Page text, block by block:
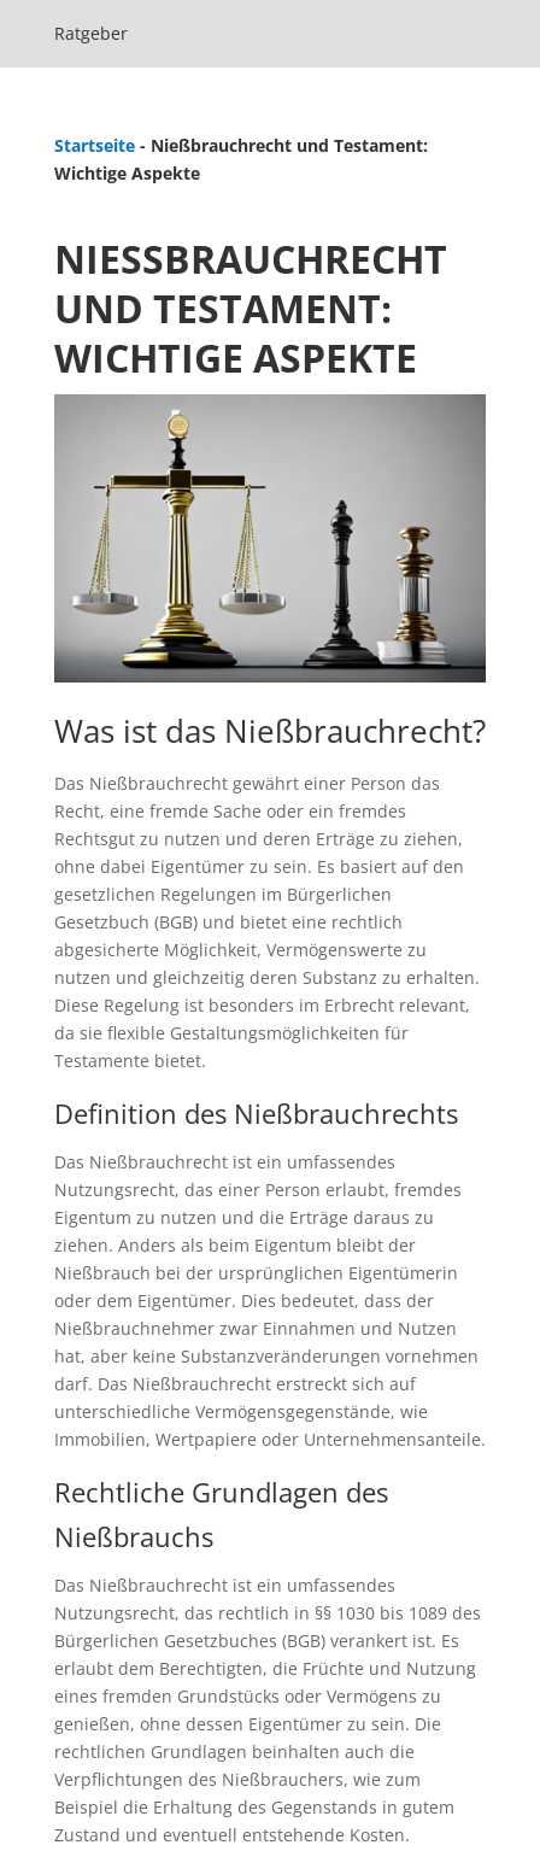
Ratgeber
Startseite- Nießbrauchrecht und Testament:
Wichtige Aspekte
NIESSBRAUCHRECHT U
ND TESTAMENT: W
ICHTIGE ASPEKTE
Was ist das Nießbrauchrecht?
Das Nießbrauchrecht gewährt einer Person das
Recht, eine fremde Sache oder ein fremdes
Rechtsgut zu nutzen und deren Erträge zu ziehen,
ohne dabei Eigentümer zu sein. Es basiert auf den
gesetzlichen Regelungen im Bürgerlichen
Gesetzbuch (BGB) und bietet eine rechtlich
abgesicherte Möglichkeit, Vermögenswerte zu
nutzen und gleichzeitig deren Substanz zu erhalten.
Diese Regelung ist besonders im Erbrecht relevant,
da sie flexible Gestaltungsmöglichkeiten für
Testamente bietet.
Definition des Nießbrauchrechts
Das Nießbrauchrecht ist ein umfassendes
Nutzungsrecht, das einer Person erlaubt, fremdes
Eigentum zu nutzen und die Erträge daraus zu
ziehen. Anders als beim Eigentum bleibt der
Nießbrauch bei der ursprünglichen Eigentümerin
oder dem Eigentümer. Dies bedeutet, dass der
Nießbrauchnehmer zwar Einnahmen und Nutzen
hat, aber keine Substanzveränderungen vornehmen
darf. Das Nießbrauchrecht erstreckt sich auf
unterschiedliche Vermögensgegenstände, wie
Immobilien, Wertpapiere oder Unternehmensanteile.
Rechtliche Grundlagen des
Nießbrauchs
Das Nießbrauchrecht ist ein umfassendes
Nutzungsrecht, das rechtlich in §§ 1030 bis 1089 des
Bürgerlichen Gesetzbuches (BGB) verankert ist. Es
erlaubt dem Berechtigten, die Früchte und Nutzung
eines fremden Grundstücks oder Vermögens zu
genießen, ohne dessen Eigentümer zu sein. Die
rechtlichen Grundlagen beinhalten auch die
Verpflichtungen des Nießbrauchers, wie zum
Beispiel die Erhaltung des Gegenstands in gutem
Zustand und eventuell entstehende Kosten.